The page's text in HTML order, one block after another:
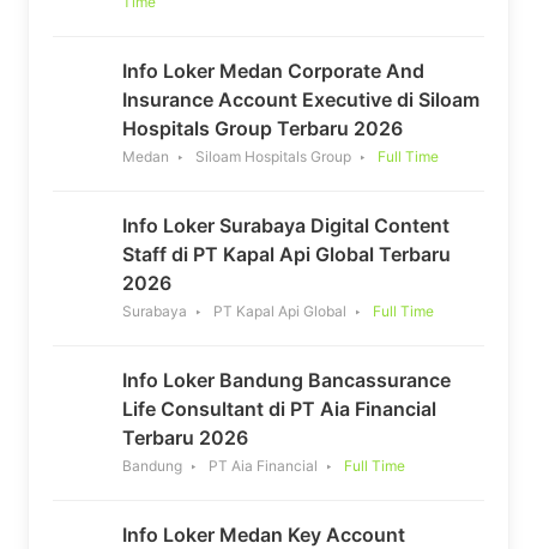
Info Loker Medan Corporate And
Insurance Account Executive di Siloam
Hospitals Group Terbaru 2026
Medan Siloam Hospitals Group Full Time
Info Loker Surabaya Digital Content
Staff di PT Kapal Api Global Terbaru
2026
Surabaya PT Kapal Api Global Full Time
Info Loker Bandung Bancassurance
Life Consultant di PT Aia Financial
Terbaru 2026
Bandung PT Aia Financial Full Time
Info Loker Medan Key Account